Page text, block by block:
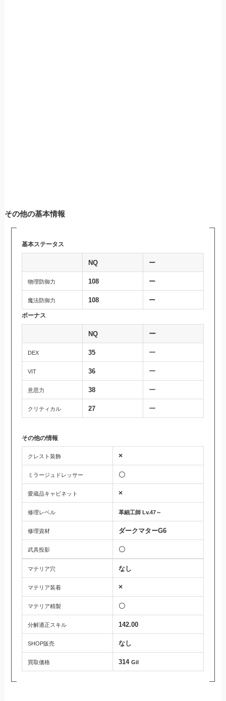
その他の基本情報
基本ステータス
NQ ー
物理防御力 108 ー
魔法防御力 108 ー
ボーナス
NQ ー
DEX 35 ー
VIT 36 ー
意思力 38 ー
クリティカル 27 ー
その他の情報
クレスト装飾 ×
ミラージュドレッサー 〇
愛蔵品キャビネット ×
修理レベル 革細工師 Lv.47～
修理資材 ダークマターG6
武具投影 〇
マテリア穴 なし
マテリア装着 ×
マテリア精製 〇
分解適正スキル 142.00
SHOP販売 なし
買取価格 314 Gil